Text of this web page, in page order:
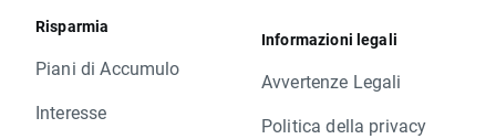
Risparmia
Piani di Accumulo
Interesse
Informazioni legali
Avvertenze Legali
Politica della privacy